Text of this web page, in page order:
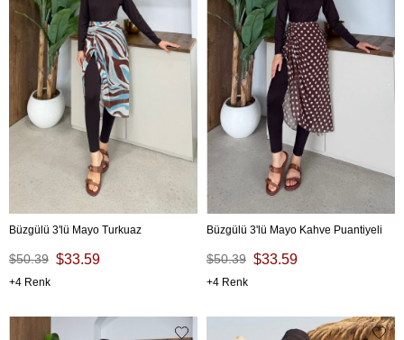
Büzgülü 3'lü Mayo Turkuaz
$33.59
$50.39
4
Büzgülü 3'lü Mayo Kahve Puantiyeli
$33.59
$50.39
4